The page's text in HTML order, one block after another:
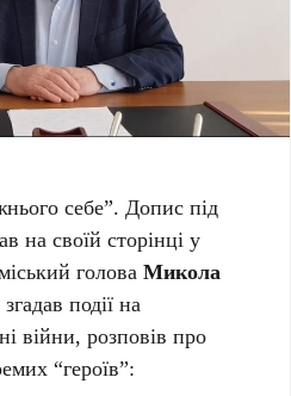
себе”. Допис під
на своїй сторінці у
головаМикола
події на
війни, розповів про
“героїв”: